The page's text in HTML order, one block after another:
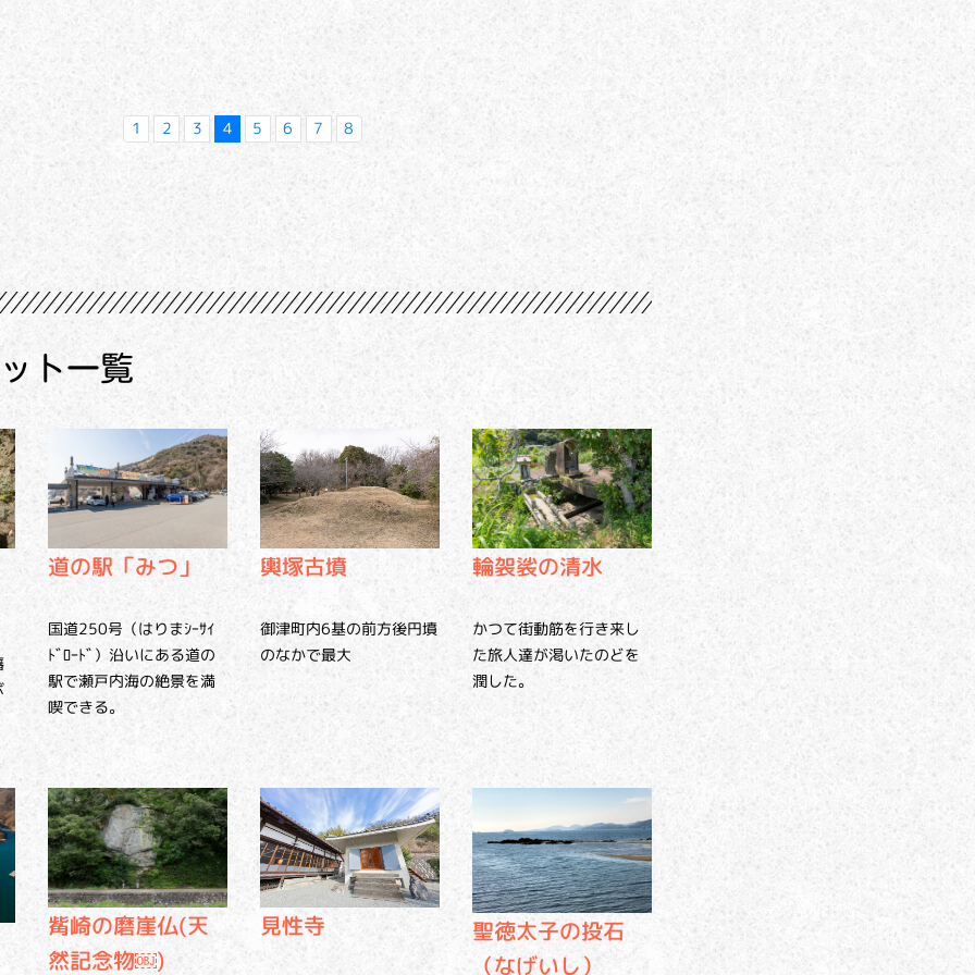
1 2 3 4 5 6 7 8
ト一覧
道の駅「みつ」
国道250号（はりまｼｰｻｲ
ﾄﾞﾛｰﾄﾞ）沿いにある道の
駅で瀬戸内海の絶景を満
喫できる。
輿塚古墳
御津町内6基の前方後円墳
のなかで最大
輪袈裟の清水
かつて街動筋を行き来し
た旅人達が渇いたのどを
潤した。
觜崎の磨崖仏(天
然記念物￼)
見性寺
聖徳太子の投石
（なげいし）